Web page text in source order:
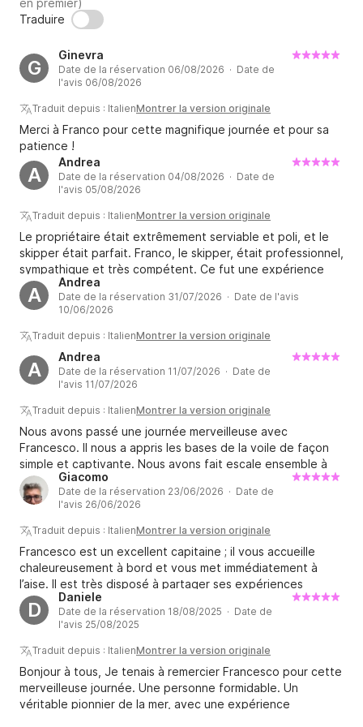
derrière moi, ou Franco également avec une grande
expérience de navigation, qui gère le bateau avec
Les frais suivants sont exclus des tarifs publiés :
Cuisine, Carburant, Ports en dehors de Marina di
Grosseto, Nettoyage final, Fourniture éventuelle de
serviettes et de draps de lit.
Pour tous les autres détails et toute précision
À bientôt!
Commentaires Invia
Riquadri latéraux
Chronologie
en premier)
Traduire
G
Ginevra
Date de la réservation 06/08/2026 · Date de
l'avis 06/08/2026
Traduit depuis : ItalienMontrer la version originale
Merci à Franco pour cette magnifique journée et pour sa
patience !
A
Andrea
Date de la réservation 04/08/2026 · Date de
l'avis 05/08/2026
Traduit depuis : ItalienMontrer la version originale
Le propriétaire était extrêmement serviable et poli, et le
skipper était parfait. Franco, le skipper, était professionnel,
sympathique et très compétent. Ce fut une expérience
vraiment merveilleuse.
A
Andrea
Date de la réservation 31/07/2026 · Date de l'avis
10/06/2026
Traduit depuis : ItalienMontrer la version originale
A
Andrea
Date de la réservation 11/07/2026 · Date de
l'avis 11/07/2026
Traduit depuis : ItalienMontrer la version originale
Nous avons passé une journée merveilleuse avec
Francesco. Il nous a appris les bases de la voile de façon
simple et captivante. Nous avons fait escale ensemble à
Formiche di Grosseto, puis à Cala di Forno. Une journée et
une expérience tout simplement parfaites. Il a même réussi
à nous faire profiter du sirocco ! Nous avons navigué
presque tout le long du trajet. Après un déjeuner
revigorant grâce à la brise, nous sommes rentrés au port à
l'heure prévue. Francesco est un skipper très sympathique
et agréable, et d'une compagnie des plus plaisantes.
Giacomo
Date de la réservation 23/06/2026 · Date de
l'avis 26/06/2026
Traduit depuis : ItalienMontrer la version originale
Francesco est un excellent capitaine ; il vous accueille
chaleureusement à bord et vous met immédiatement à
l’aise. Il est très disposé à partager ses expériences
exceptionnelles et à transmettre son savoir.
D
Daniele
Date de la réservation 18/08/2025 · Date de
l'avis 25/08/2025
Traduit depuis : ItalienMontrer la version originale
Bonjour à tous, Je tenais à remercier Francesco pour cette
merveilleuse journée. Une personne formidable. Un
véritable pionnier de la mer, avec une expérience